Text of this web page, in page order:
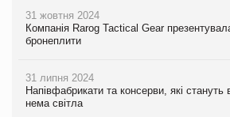
31 жовтня 2024
Компанія Rarog Tactical Gear
бронеплити
31 липня 2024
Напівфабрикати та консерви, які стануть
нема світла